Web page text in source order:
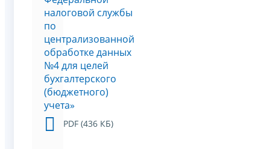
налоговой службы
по
централизованной
обработке данных
№4 для целей
бухгалтерского
(бюджетного)
учета»
PDF (436 КБ)